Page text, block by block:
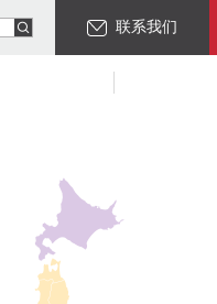
联系我们